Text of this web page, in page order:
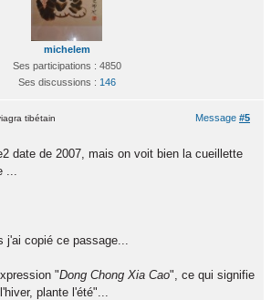
michelem
Ses participations : 4850
Ses discussions : 146
Message #5
tibétain
date de 2007, mais on voit bien la cueillette
...
j'ai copié ce passage...
"Dong Chong Xia Cao", ce qui signifie
plante l'été"...